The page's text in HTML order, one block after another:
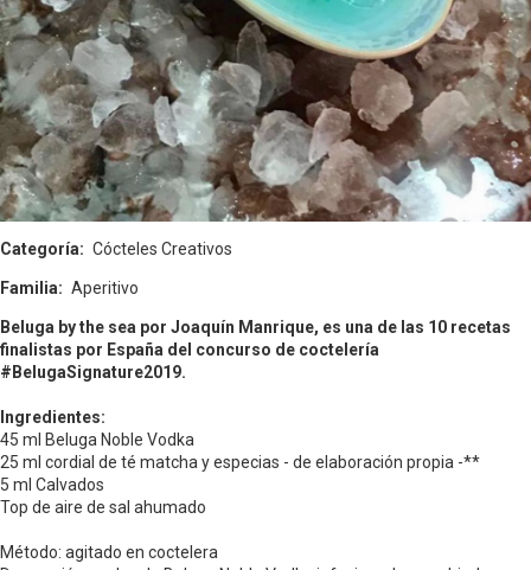
Categoría Cócteles Creativos
Familia Aperitivo
Beluga by the sea por Joaquín Manrique, es una de las 10 recetas
finalistas por España del concurso de coctelería
#BelugaSignature2019.
Ingredientes:
45 ml Beluga Noble Vodka
25 ml cordial de té matcha y especias - de elaboración propia -**
5 ml Calvados
Top de aire de sal ahumado
Método: agitado en coctelera